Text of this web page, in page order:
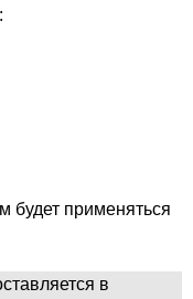
будет применяться
в